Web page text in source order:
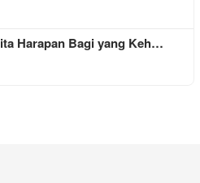
Harapan Bagi yang Keh…